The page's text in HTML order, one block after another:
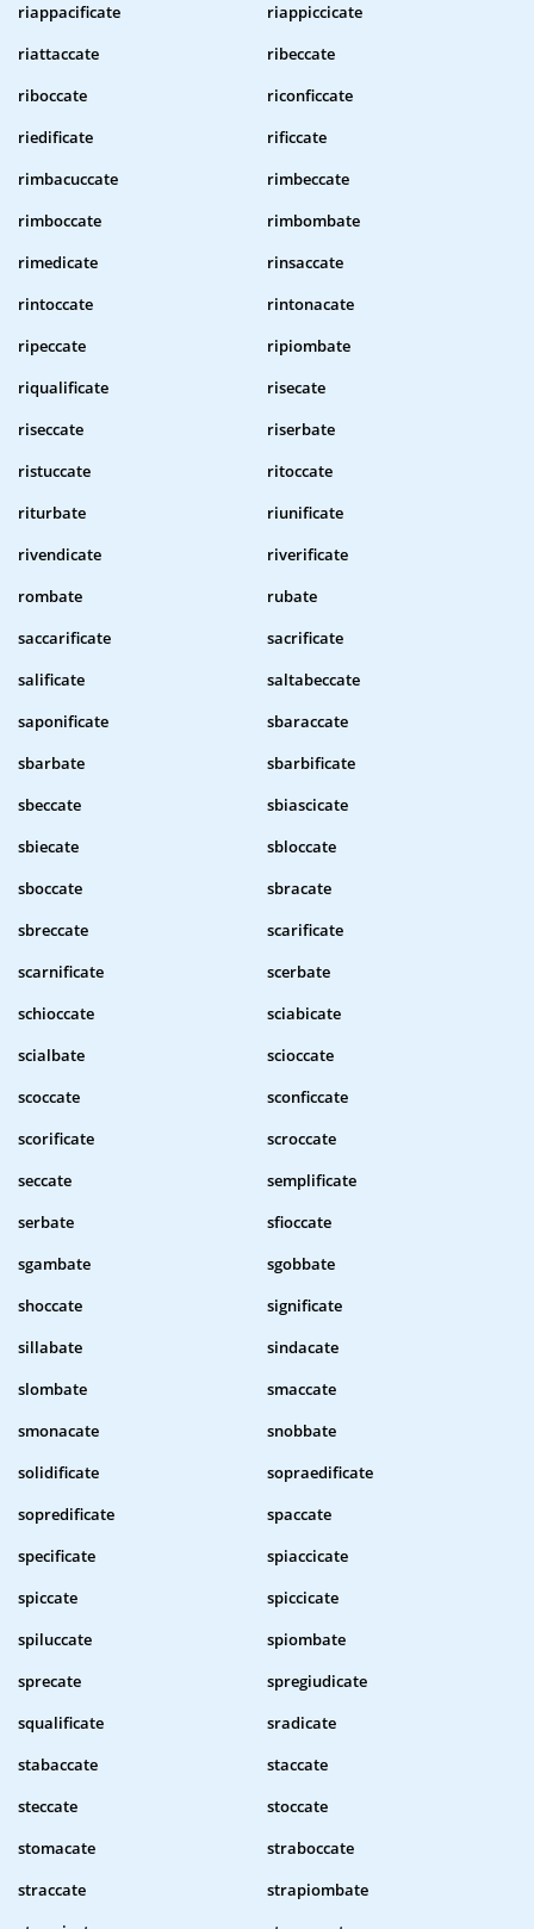
riappacificate
riappiccicate
riattaccate
ribeccate
riboccate
riconficcate
riedificate
rificcate
rimbacuccate
rimbeccate
rimboccate
rimbombate
rimedicate
rinsaccate
rintoccate
rintonacate
ripeccate
ripiombate
riqualificate
risecate
riseccate
riserbate
ristuccate
ritoccate
riturbate
riunificate
rivendicate
riverificate
rombate
rubate
saccarificate
sacrificate
salificate
saltabeccate
saponificate
sbaraccate
sbarbate
sbarbificate
sbeccate
sbiascicate
sbiecate
sbloccate
sboccate
sbracate
sbreccate
scarificate
scarnificate
scerbate
schioccate
sciabicate
scialbate
scioccate
scoccate
sconficcate
scorificate
scroccate
seccate
semplificate
serbate
sfioccate
sgambate
sgobbate
shoccate
significate
sillabate
sindacate
slombate
smaccate
smonacate
snobbate
solidificate
sopraedificate
sopredificate
spaccate
specificate
spiaccicate
spiccate
spiccicate
spiluccate
spiombate
sprecate
spregiudicate
squalificate
sradicate
stabaccate
staccate
steccate
stoccate
stomacate
straboccate
straccate
strapiombate